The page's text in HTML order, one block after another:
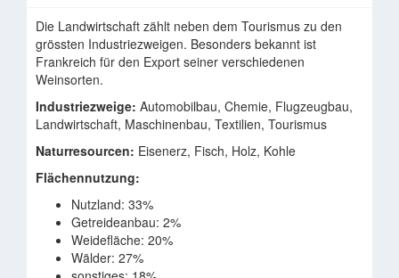
Die Landwirtschaft zählt neben dem Tourismus zu den
grössten Industriezweigen. Besonders bekannt ist
Frankreich für den Export seiner verschiedenen
Weinsorten.
Industriezweige: Automobilbau, Chemie, Flugzeugbau,
Landwirtschaft, Maschinenbau, Textilien, Tourismus
Naturresourcen: Eisenerz, Fisch, Holz, Kohle
Flächennutzung:
Nutzland: 33%
Getreideanbau: 2%
Weidefläche: 20%
Wälder: 27%